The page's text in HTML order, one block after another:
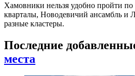
Хамовники нельзя удобно пройти
кварталы, Новодевичий ансамбль и
разные кластеры.
Последние
места